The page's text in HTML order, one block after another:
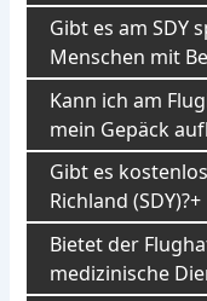
Gibt es am SDY
Menschen mit
Kann ich am
mein Gepäck
Gibt es
Richland (SDY)?
Bietet der
medizinische